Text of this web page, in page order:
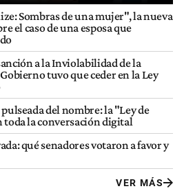
Sombras de una mujer", la nueva
el caso de una esposa que
a la Inviolabilidad de la
tuvo que ceder en la Ley
del nombre: la "Ley de
toda la conversación digital
qué senadores votaron a favor y
VER MÁS